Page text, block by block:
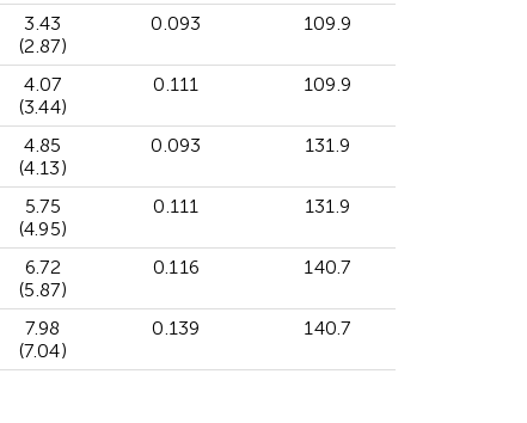
3.43
(2.87)
0.093 109.9
4.07
(3.44)
0.111 109.9
4.85
(4.13)
0.093 131.9
5.75
(4.95)
0.111 131.9
6.72
(5.87)
0.116 140.7
7.98
(7.04)
0.139 140.7